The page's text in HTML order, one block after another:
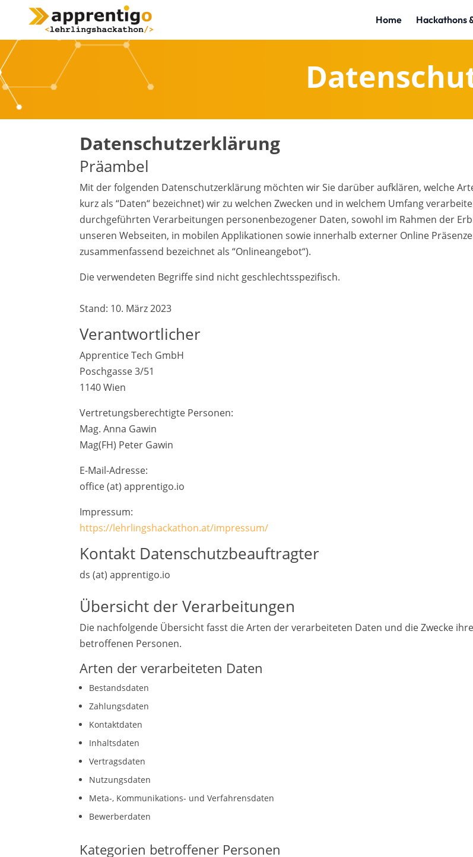
Datenschutzerklärung
Präambel
Mit der folgenden Datenschutzerklärung möchten wir Sie darüber aufklären, welche
kurz als “Daten“ bezeichnet) wir zu welchen Zwecken und in welchem Umfang
durchgeführten Verarbeitungen personenbezogener Daten, sowohl im Rahmen der
unseren Webseiten, in mobilen Applikationen sowie innerhalb externer Online
zusammenfassend bezeichnet als “Onlineangebot“).
Die verwendeten Begriffe sind nicht geschlechtsspezifisch.
Stand: 10. März 2023
Verantwortlicher
Apprentice Tech GmbH
Poschgasse 3/51
1140 Wien
Vertretungsberechtigte Personen:
Mag. Anna Gawin
Mag(FH) Peter Gawin
E-Mail-Adresse:
office (at) apprentigo.io
Impressum:
https://lehrlingshackathon.at/impressum/
Kontakt Datenschutzbeauftragter
ds (at) apprentigo.io
Übersicht der Verarbeitungen
Die nachfolgende Übersicht fasst die Arten der verarbeiteten Daten und die Zwecke
betroffenen Personen.
Arten der verarbeiteten Daten
Bestandsdaten
Zahlungsdaten
Kontaktdaten
Inhaltsdaten
Vertragsdaten
Nutzungsdaten
Meta-, Kommunikations- und Verfahrensdaten
Bewerberdaten
Kategorien betroffener Personen